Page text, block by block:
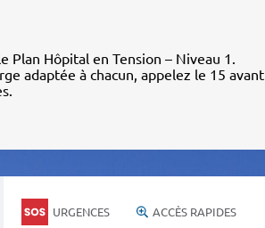
Plan Hôpital en Tension – Niveau 1.
adaptée à chacun, appelez le 15 avant
URGENCES ACCÈS RAPIDES